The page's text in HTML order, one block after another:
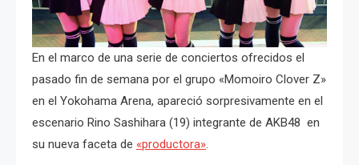
En el marco de una serie de conciertos ofrecidos el
pasado fin de semana por el grupo «Momoiro Clover Z»
en el Yokohama Arena, apareció sorpresivamente en el
escenario Rino Sashihara (19) integrante de AKB48 en
su nueva faceta de «productora».